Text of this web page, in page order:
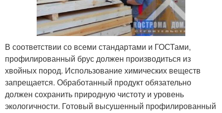
В соответствии со всеми стандартами и ГОСТами,
профилированный брус должен производиться из
хвойных пород. Использование химических веществ
запрещается. Обработанный продукт обязательно
должен сохранить природную чистоту и уровень
экологичности. Готовый высушенный профилированный